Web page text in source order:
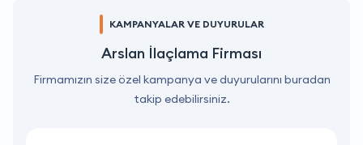
KAMPANYALAR VE DUYURULAR
Arslan İlaçlama Firması
Firmamızın size özel kampanya ve duyurularını buradan
takip edebilirsiniz.